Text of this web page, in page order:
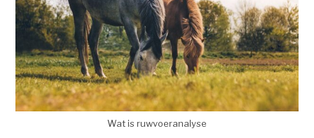
Wat is ruwvoeranalyse